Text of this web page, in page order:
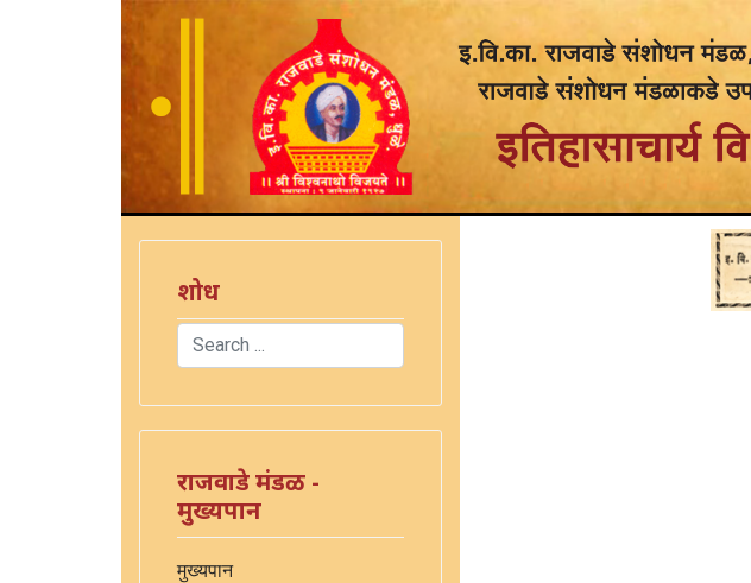
शोध
Search
राजवाडे मंडळ -
मुख्यपान
मुख्यपान